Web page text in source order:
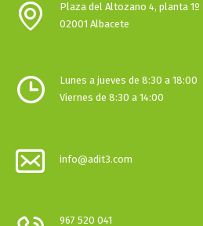
Plaza del Altozano 4, planta 1º
02001 Albacete
Lunes a jueves de 8:30 a 18:00
Viernes de 8:30 a 14:00
info@adit3.com
967 520 041